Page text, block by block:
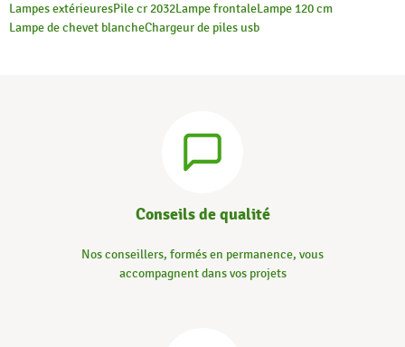
Lampes extérieuresPile cr 2032Lampe frontaleLampe 120 cm
Lampe de chevet blancheChargeur de piles usb
Conseils de qualité
Nos conseillers, formés en permanence, vous
accompagnent dans vos projets